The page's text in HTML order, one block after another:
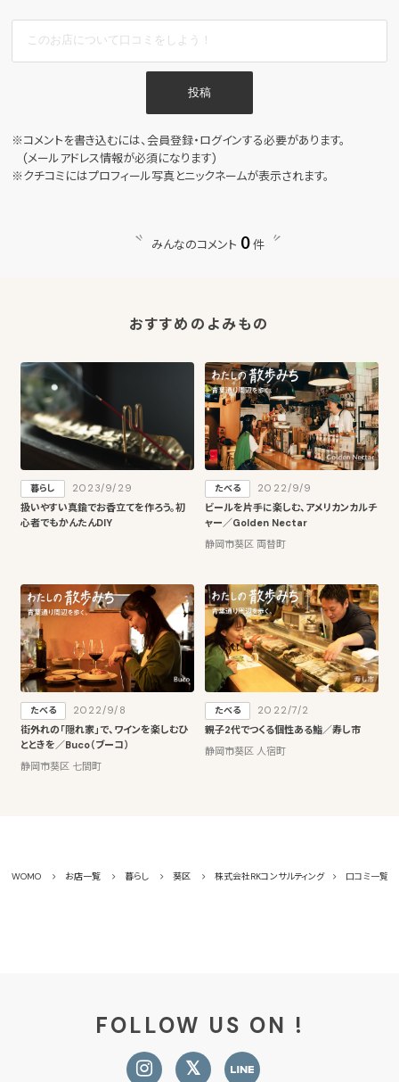
投稿
※コメントを書き込むには、会員登録・ログインする必要があります。
(メールアドレス情報が必須になります)
※クチコミにはプロフィール写真とニックネームが表示されます。
みんなのコメント 0 件
おすすめのよみもの
暮らし
2023/9/29
扱いやすい真鍮でお香立てを作ろう。初
心者でもかんたんDIY
たべる
2022/9/9
ビールを片手に楽しむ、アメリカンカルチ
ャー／Golden Nectar
静岡市葵区 両替町
たべる
2022/9/8
街外れの「隠れ家」で、ワインを楽しむひ
とときを／Buco（ブーコ）
静岡市葵区 七間町
たべる
2022/7/2
親子2代でつくる個性ある鮨／寿し市
静岡市葵区 人宿町
WOMO お店一覧 暮らし 葵区 株式会社RKコンサルティング 口コミ一覧
FOLLOW US ON !